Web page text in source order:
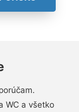
WC a všetko